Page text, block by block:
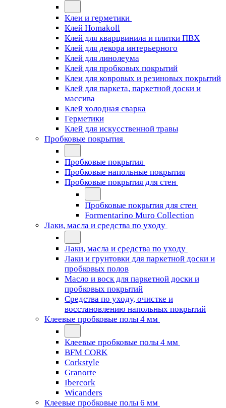
Клеи и герметики
Клей Homakoll
Клей для кварцвинила и плитки ПВХ
Клей для декора интерьерного
Клей для линолеума
Клей для пробковых покрытий
Клеи для ковровых и резиновых покрытий
Клей для паркета, паркетной доски и
массива
Клей холодная сварка
Герметики
Клей для искусственной травы
Пробковые покрытия
Пробковые покрытия
Пробковые напольные покрытия
Пробковые покрытия для стен
Пробковые покрытия для стен
Formentarino Muro Collection
Лаки, масла и средства по уходу
Лаки, масла и средства по уходу
Лаки и грунтовки для паркетной доски и
пробковых полов
Масло и воск для паркетной доски и
пробковых покрытий
Средства по уходу, очистке и
восстановлению напольных покрытий
Клеевые пробковые полы 4 мм
Клеевые пробковые полы 4 мм
BFM CORK
Corkstyle
Granorte
Ibercork
Wicanders
Клеевые пробковые полы 6 мм